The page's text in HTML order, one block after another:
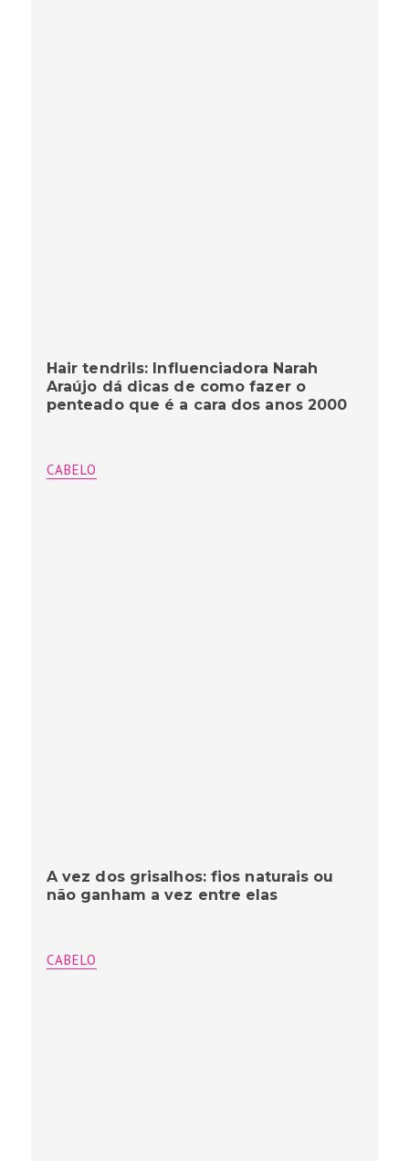
Hair tendrils: Influenciadora Narah
Araújo dá dicas de como fazer o
penteado que é a cara dos anos 2000
CABELO
A vez dos grisalhos: fios naturais ou
não ganham a vez entre elas
CABELO